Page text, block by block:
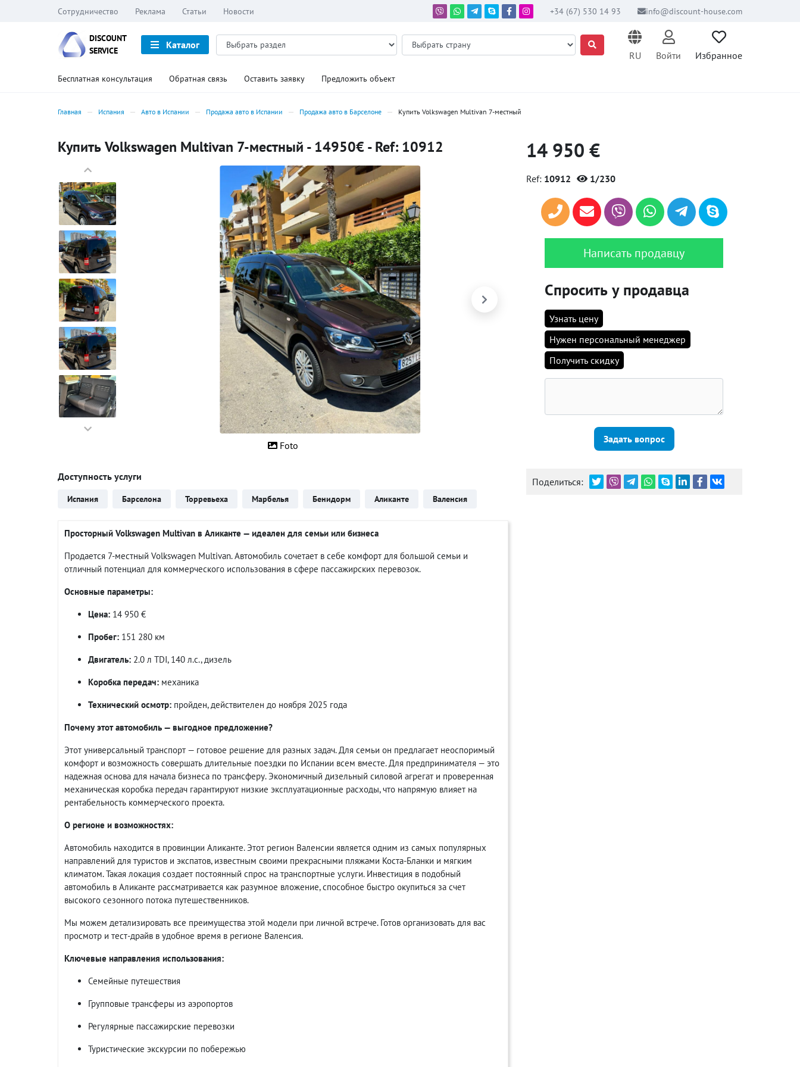
Сотрудничество Реклама Статьи Новости +34 (67) 530 14 93 info@discount-house.com
DISCOUNT
SERVICE
Каталог
RU
Войти Избранное
Бесплатная консультация Обратная связь Оставить заявку Предложить объект
Главная Испания Авто в Испании Продажа авто в Испании Продажа авто в Барселоне Купить Volkswagen Multivan 7-местный
Купить Volkswagen Multivan 7-местный - 14950€ - Ref: 10912
Foto
Доступность услуги
Испания Барселона Торревьеха Марбелья Бенидорм Аликанте Валенсия
Просторный Volkswagen Multivan в Аликанте — идеален для семьи или бизнеса
Продается 7-местный Volkswagen Multivan. Автомобиль сочетает в себе комфорт для большой семьи и
отличный потенциал для коммерческого использования в сфере пассажирских перевозок.
Основные параметры:
Цена: 14 950 €
Пробег: 151 280 км
Двигатель: 2.0 л TDI, 140 л.с., дизель
Коробка передач: механика
Технический осмотр: пройден, действителен до ноября 2025 года
Почему этот автомобиль — выгодное предложение?
Этот универсальный транспорт — готовое решение для разных задач. Для семьи он предлагает неоспоримый
комфорт и возможность совершать длительные поездки по Испании всем вместе. Для предпринимателя — это
надежная основа для начала бизнеса по трансферу. Экономичный дизельный силовой агрегат и проверенная
механическая коробка передач гарантируют низкие эксплуатационные расходы, что напрямую влияет на
рентабельность коммерческого проекта.
О регионе и возможностях:
Автомобиль находится в провинции Аликанте. Этот регион Валенсии является одним из самых популярных
направлений для туристов и экспатов, известным своими прекрасными пляжами Коста-Бланки и мягким
климатом. Такая локация создает постоянный спрос на транспортные услуги. Инвестиция в подобный
автомобиль в Аликанте рассматривается как разумное вложение, способное быстро окупиться за счет
высокого сезонного потока путешественников.
Мы можем детализировать все преимущества этой модели при личной встрече. Готов организовать для вас
просмотр и тест-драйв в удобное время в регионе Валенсия.
Ключевые направления использования:
Семейные путешествия
Групповые трансферы из аэропортов
Регулярные пассажирские перевозки
Туристические экскурсии по побережью
14 950 €
Ref: 10912 1/230
Написать продавцу
Спросить у продавца
Узнать цену
Нужен персональный менеджер
Получить скидку
Задать вопрос
Поделиться: